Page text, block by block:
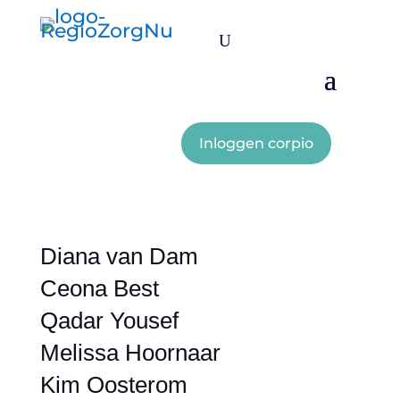
U
Inloggen corpio
Diana van Dam
Ceona Best
Qadar Yousef
Melissa Hoornaar
Kim Oosterom